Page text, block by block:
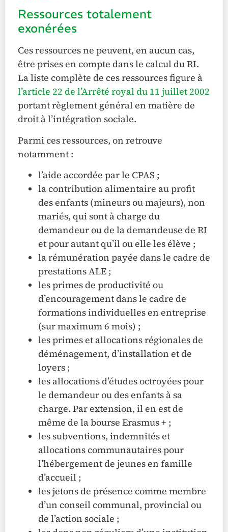
Ressources totalement
exonérées
Ces ressources ne peuvent, en aucun cas,
être prises en compte dans le calcul du RI.
La liste complète de ces ressources figure à
l’article 22 de l’Arrêté royal du 11 juillet 2002
portant règlement général en matière de
droit à l’intégration sociale.
Parmi ces ressources, on retrouve
notamment :
l’aide accordée par le CPAS ;
la contribution alimentaire au profit
des enfants (mineurs ou majeurs), non
mariés, qui sont à charge du
demandeur ou de la demandeuse de RI
et pour autant qu’il ou elle les élève ;
la rémunération payée dans le cadre de
prestations ALE ;
les primes de productivité ou
d’encouragement dans le cadre de
formations individuelles en entreprise
(sur maximum 6 mois) ;
les primes et allocations régionales de
déménagement, d’installation et de
loyers ;
les allocations d’études octroyées pour
le demandeur ou des enfants à sa
charge. Par extension, il en est de
même de la bourse Erasmus + ;
les subventions, indemnités et
allocations communautaires pour
l’hébergement de jeunes en famille
d’accueil ;
les jetons de présence comme membre
d’un conseil communal, provincial ou
de l’action sociale ;